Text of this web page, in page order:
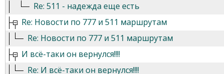
Re: 511 - надежда еще есть
Re: Новости по 777 и 511 маршрутам
Re: Новости по 777 и 511 маршрутам
И всё-таки он вернулся!!!!
Re: И всё-таки он вернулся!!!!